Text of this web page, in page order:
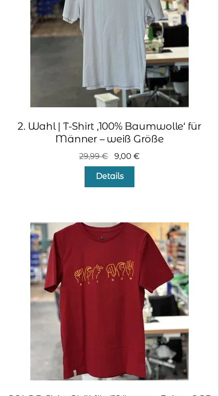
2. Wahl | T-Shirt ‚100% Baumwolle‘ für
Männer – weiß Größe
29,99€
Ursprünglicher
Preis
war:
9,00€
Details
auf.
Die
Optionen
können
der
Produktseite
gewählt
werden